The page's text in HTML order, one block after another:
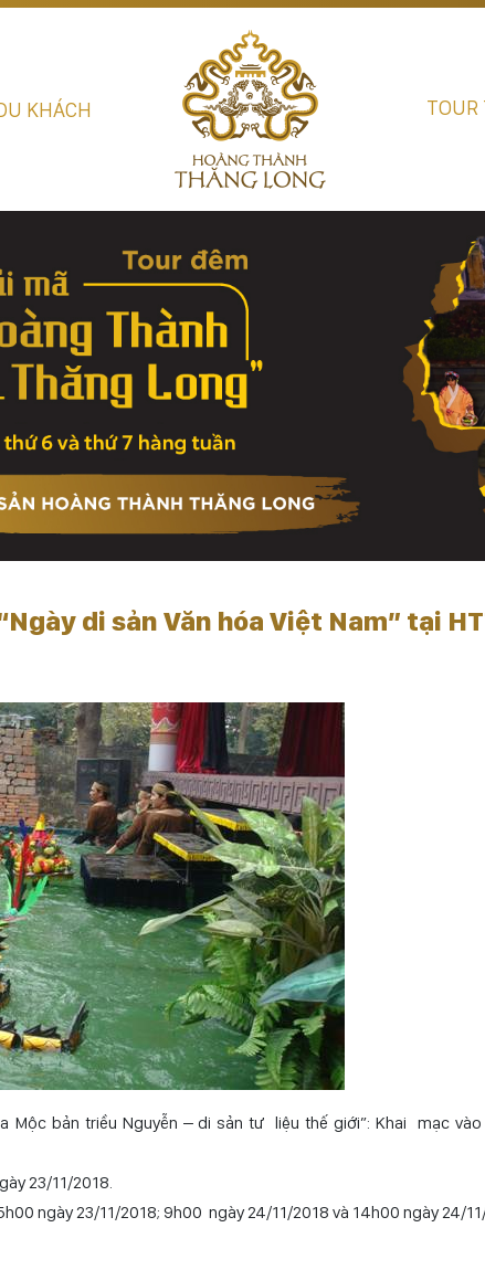
KHÁCH TOUR
di sản Văn hóa Việt Nam” tại
Mộc bản triều Nguyễn – di sản tư liệu thế giới”: Khai mạc
23/11/2018.
ngày 23/11/2018; 9h00 ngày 24/11/2018 và 14h00 ngày 24/